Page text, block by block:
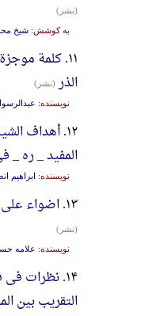
(نشر)
به کوشش: شیخ
۱۱. کلمة
الذر (نشر)
نویسنده:
۱۲. أهداف
المفید _ ره _
نویسنده: ابراهیم
۱۳. اضواء علی
(نشر)
نویسنده: علامه
۱۴. نظرات فی
التقریب بین